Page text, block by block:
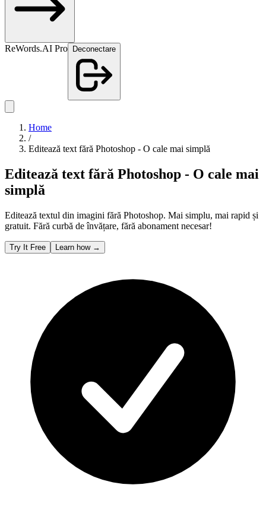
ReWords.AI Pro Deconectare
Home
/
Editează text fără Photoshop - O cale mai simplă
Editează text fără Photoshop - O cale mai
simplă
Editează textul din imagini fără Photoshop. Mai simplu, mai rapid și
gratuit. Fără curbă de învățare, fără abonament necesar!
Try It Free Learn how →